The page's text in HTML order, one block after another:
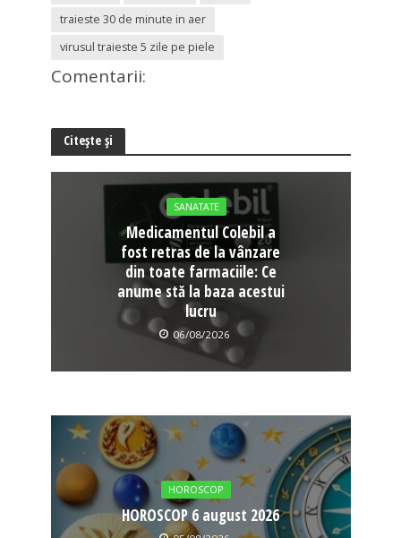
traieste 30 de minute in aer
virusul traieste 5 zile pe piele
Comentarii:
Citește și
SANATATE
Medicamentul Colebil a
fost retras de la vânzare
din toate farmaciile: Ce
anume stă la baza acestui
lucru
06/08/2026
HOROSCOP
HOROSCOP 6 august 2026